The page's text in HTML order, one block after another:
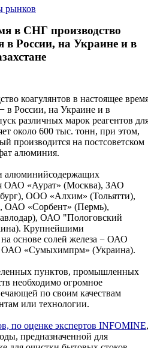
рынков
в СНГ производство
в России, на Украине и в
коагулянтов в настоящее
в России, на Украине и в
различных марок реагентов
около 600 тыс. тонн, при этом,
производится на постсоветском
алюминия.
алюминийсодержащих
ОАО «Аурат» (Москва), ЗАО
ООО «Алхим» (Тольятти),
ОАО «Сорбент» (Пермь),
ОАО "Пологовский
Крупнейшими
основе солей железа − ОАО
ОАО «Сумыхимпрм» (Украина).
пунктов, промышленных
необходимо огромное
по своим качествам
или технологии.
по оценке экспертов INFOMINE,
предназначенной для